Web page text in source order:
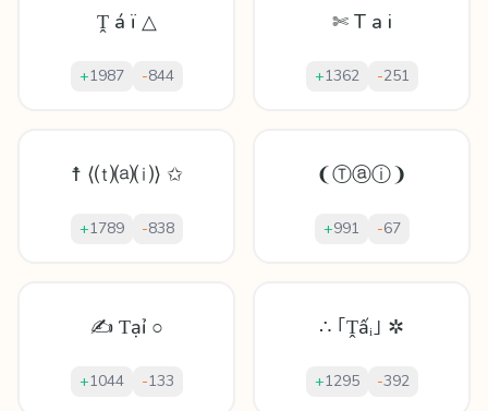
Ṱ á ï △
+1987 -844
✄ T a i
+1362 -251
☨ ⟨⒯⒜⒤⟩ ✩
+1789 -838
❨Ⓣⓐⓘ❩
+991 -67
✍ Ƭạỉ ○
+1044 -133
∴ ｢Ṱấᵢ｣ ✲
+1295 -392